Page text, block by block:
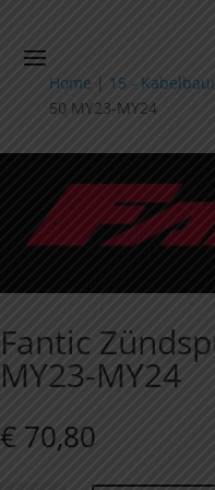
Home | 15 -
50 MY23-MY24
Fantic
MY23-MY24
€ 70,80